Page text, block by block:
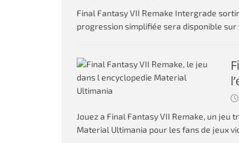
Final Fantasy VII Remake Intergrade
progression simplifiée sera disponible
Jouez a Final Fantasy VII Remake, un jeu
Material Ultimania pour les fans de jeux